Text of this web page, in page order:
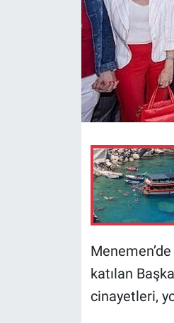
katılan
cinayetleri,